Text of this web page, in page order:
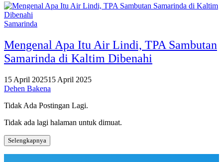
Samarinda
Mengenal Apa Itu Air Lindi, TPA Sambutan
Samarinda di Kaltim Dibenahi
15 April 202515 April 2025
Dehen Bakena
Tidak Ada Postingan Lagi.
Tidak ada lagi halaman untuk dimuat.
Selengkapnya